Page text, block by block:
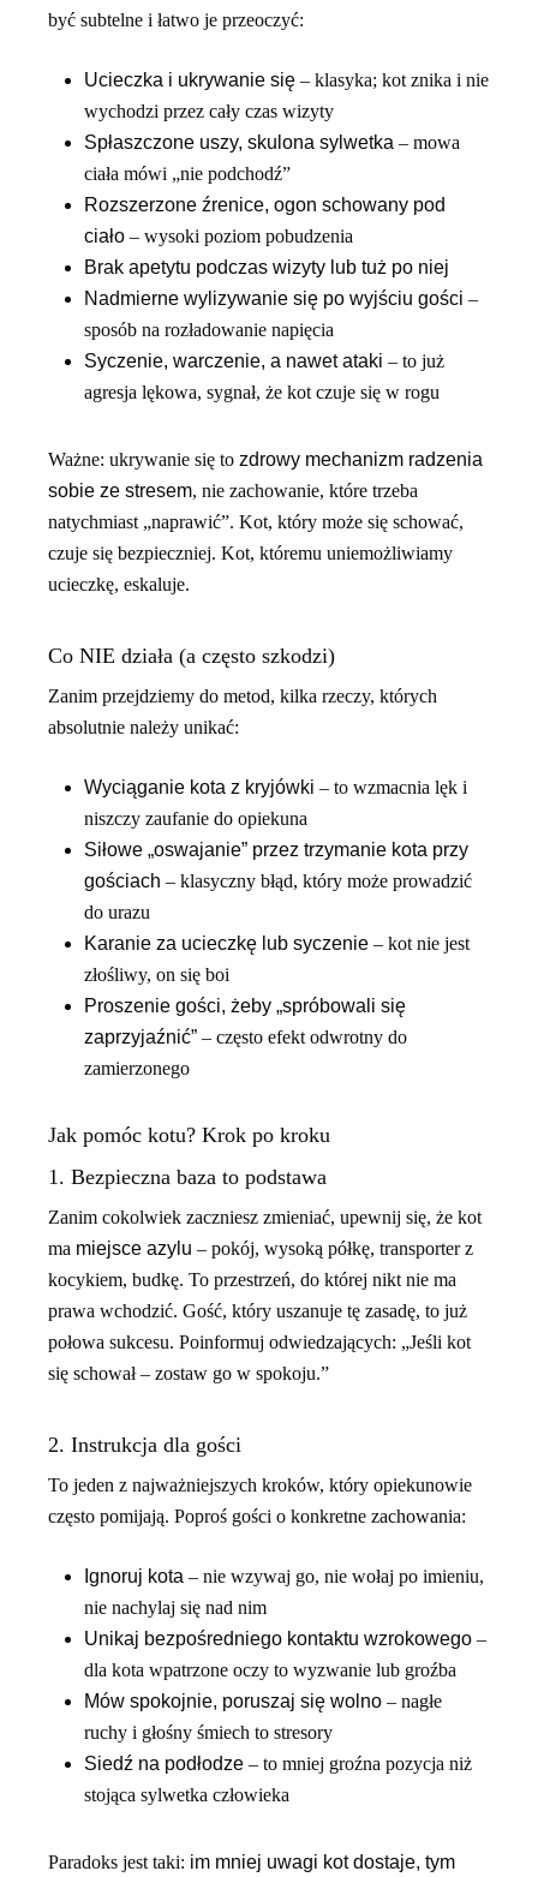
być subtelne i łatwo je przeoczyć:
Ucieczka i ukrywanie się – klasyka; kot znika i nie
wychodzi przez cały czas wizyty
Spłaszczone uszy, skulona sylwetka – mowa
ciała mówi „nie podchodź”
Rozszerzone źrenice, ogon schowany pod
ciało – wysoki poziom pobudzenia
Brak apetytu podczas wizyty lub tuż po niej
Nadmierne wylizywanie się po wyjściu gości –
sposób na rozładowanie napięcia
Syczenie, warczenie, a nawet ataki – to już
agresja lękowa, sygnał, że kot czuje się w rogu
Ważne: ukrywanie się tozdrowy mechanizm radzenia
sobie ze stresem, nie zachowanie, które trzeba
natychmiast „naprawić”. Kot, który może się schować,
czuje się bezpieczniej. Kot, któremu uniemożliwiamy
ucieczkę, eskaluje.
Co NIE działa (a często szkodzi)
Zanim przejdziemy do metod, kilka rzeczy, których
absolutnie należy unikać:
Wyciąganie kota z kryjówki – to wzmacnia lęk i
niszczy zaufanie do opiekuna
Siłowe „oswajanie” przez trzymanie kota przy
gościach – klasyczny błąd, który może prowadzić
do urazu
Karanie za ucieczkę lub syczenie – kot nie jest
złośliwy, on się boi
Proszenie gości, żeby „spróbowali się
zaprzyjaźnić” – często efekt odwrotny do
zamierzonego
Jak pomóc kotu? Krok po kroku
1. Bezpieczna baza to podstawa
Zanim cokolwiek zaczniesz zmieniać, upewnij się, że kot
ma miejsce azylu – pokój, wysoką półkę, transporter z
kocykiem, budkę. To przestrzeń, do której nikt nie ma
prawa wchodzić. Gość, który uszanuje tę zasadę, to już
połowa sukcesu. Poinformuj odwiedzających: „Jeśli kot
się schował – zostaw go w spokoju.”
2. Instrukcja dla gości
To jeden z najważniejszych kroków, który opiekunowie
często pomijają. Poproś gości o konkretne zachowania:
Ignoruj kota – nie wzywaj go, nie wołaj po imieniu,
nie nachylaj się nad nim
Unikaj bezpośredniego kontaktu wzrokowego –
dla kota wpatrzone oczy to wyzwanie lub groźba
Mów spokojnie, poruszaj się wolno – nagłe
ruchy i głośny śmiech to stresory
Siedź na podłodze – to mniej groźna pozycja niż
stojąca sylwetka człowieka
Paradoks jest taki: im mniej uwagi kot dostaje, tym